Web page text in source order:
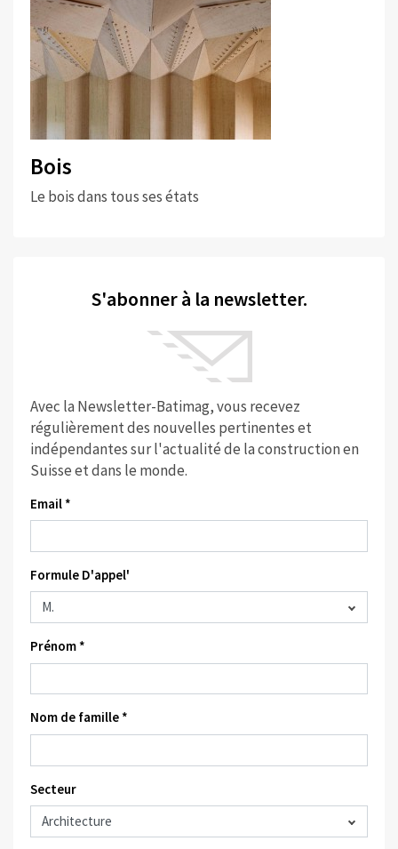
Bois
Le bois dans tous ses états
S'abonner à la newsletter.
Avec la Newsletter-Batimag, vous recevez
régulièrement des nouvelles pertinentes et
indépendantes sur l'actualité de la construction en
Suisse et dans le monde.
Email *
Formule D'appel'
Prénom *
Nom de famille *
Secteur